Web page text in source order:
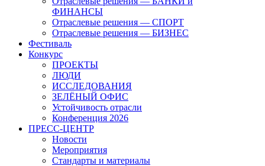
ФИНАНСЫ
Отраслевые решения — СПОРТ
Отраслевые решения — БИЗНЕС
Фестиваль
Конкурс
ПРОЕКТЫ
ЛЮДИ
ИССЛЕДОВАНИЯ
ЗЕЛЁНЫЙ ОФИС
Устойчивость отрасли
Конференция 2026
ПРЕСС-ЦЕНТР
Новости
Мероприятия
Стандарты и материалы